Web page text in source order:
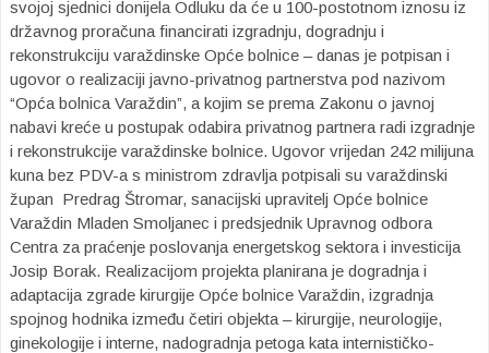
svojoj sjednici donijela Odluku da će u 100-postotnom iznosu iz
državnog proračuna financirati izgradnju, dogradnju i
rekonstrukciju varaždinske Opće bolnice – danas je potpisan i
ugovor o realizaciji javno-privatnog partnerstva pod nazivom
“Opća bolnica Varaždin”, a kojim se prema Zakonu o javnoj
nabavi kreće u postupak odabira privatnog partnera radi izgradnje
i rekonstrukcije varaždinske bolnice. Ugovor vrijedan 242 milijuna
kuna bez PDV-a s ministrom zdravlja potpisali su varaždinski
župan Predrag Štromar, sanacijski upravitelj Opće bolnice
Varaždin Mladen Smoljanec i predsjednik Upravnog odbora
Centra za praćenje poslovanja energetskog sektora i investicija
Josip Borak. Realizacijom projekta planirana je dogradnja i
adaptacija zgrade kirurgije Opće bolnice Varaždin, izgradnja
spojnog hodnika između četiri objekta – kirurgije, neurologije,
ginekologije i interne, nadogradnja petoga kata internističko-